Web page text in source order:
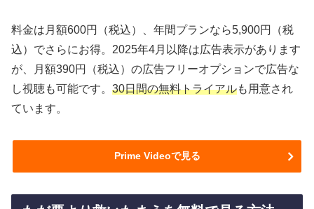
料金は月額600円（税込）、年間プランなら5,900円（税
込）でさらにお得。2025年4月以降は広告表示があります
が、月額390円（税込）の広告フリーオプションで広告な
し視聴も可能です。 30日間の無料トライアルも用意され
ています。
Prime Videoで見る